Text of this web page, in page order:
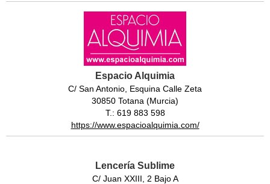
Espacio Alquimia
C/ San Antonio, Esquina Calle Zeta
30850 Totana (Murcia)
T.: 619 883 598
https://www.espacioalquimia.com/
Lencería Sublime
C/ Juan XXIII, 2 Bajo A